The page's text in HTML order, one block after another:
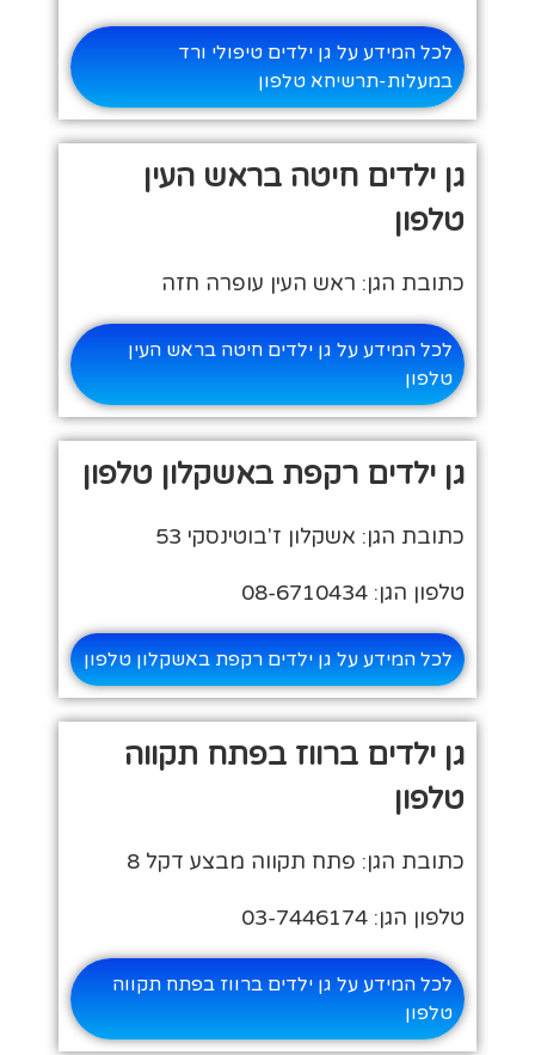
לכל המידע על גן ילדים טיפולי ורד
במעלות-תרשיחא טלפון
גן ילדים חיטה בראש העין
טלפון
כתובת הגן: ראש העין עופרה חזה
לכל המידע על גן ילדים חיטה בראש העין
טלפון
גן ילדים רקפת באשקלון טלפון
כתובת הגן: אשקלון ז'בוטינסקי 53
טלפון הגן: 08-6710434
לכל המידע על גן ילדים רקפת באשקלון טלפון
גן ילדים ברווז בפתח תקווה
טלפון
כתובת הגן: פתח תקווה מבצע דקל 8
טלפון הגן: 03-7446174
לכל המידע על גן ילדים ברווז בפתח תקווה
טלפון